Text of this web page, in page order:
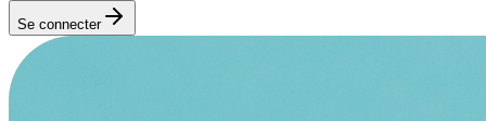
Se connecter